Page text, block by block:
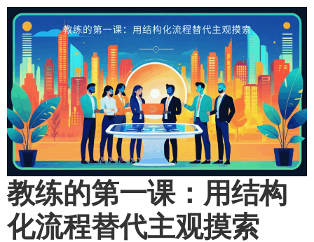
教练的第一课：用结构
化流程替代主观摸索